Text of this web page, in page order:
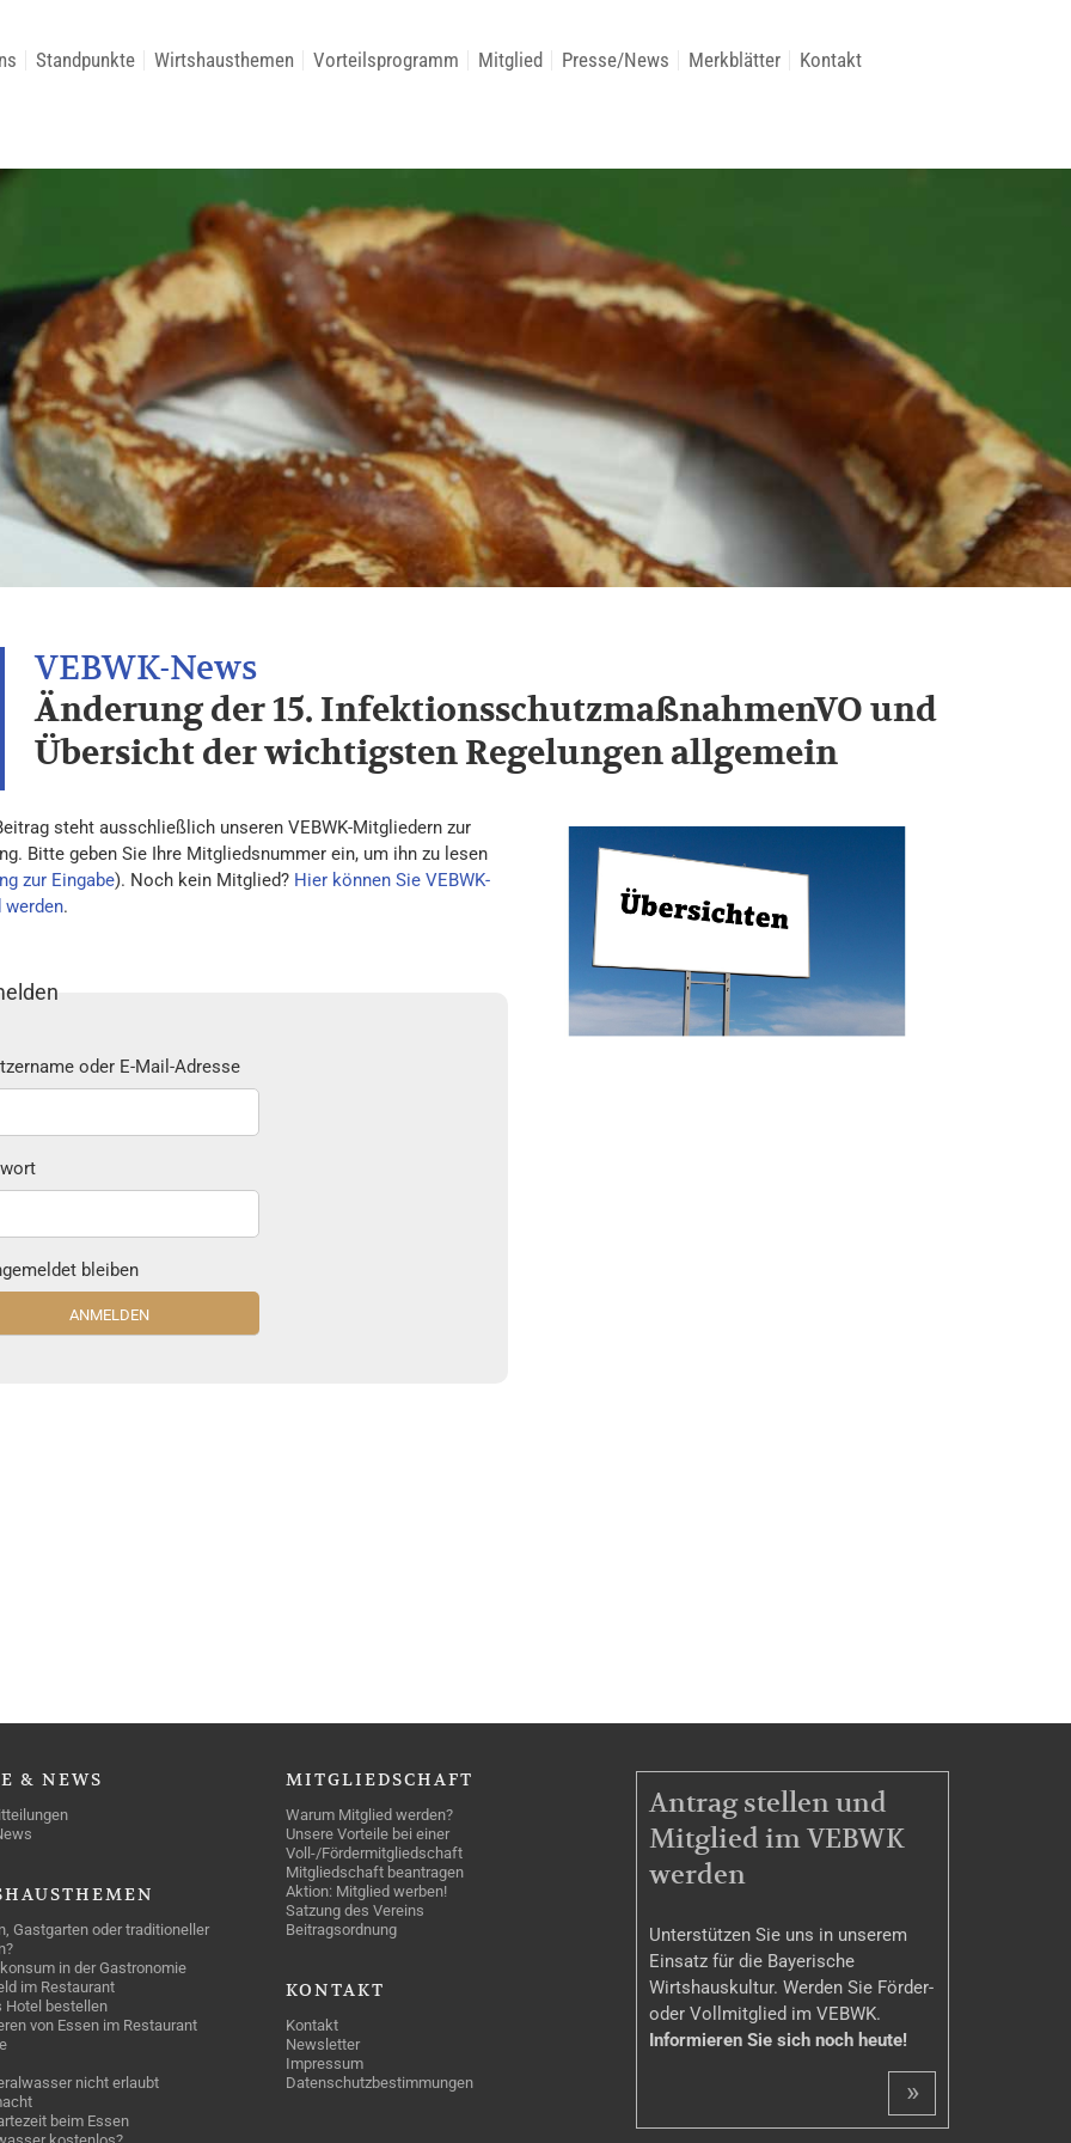
Standpunkte Wirtshausthemen Vorteilsprogramm Mitglied Presse/News Merkblätter Kontakt
Änderung der 15. InfektionsschutzmaßnahmenVO und
Übersicht der wichtigsten Regelungen allgemein
steht ausschließlich unseren VEBWK-Mitgliedern zur
Bitte geben Sie Ihre Mitgliedsnummer ein, um ihn zu lesen
zur Eingabe). Noch kein Mitglied? Hier können Sie VEBWK-
.
oder E-Mail-Adresse
bleiben
& NEWS
Gastgarten oder traditioneller
in der Gastronomie
im Restaurant
Hotel bestellen
von Essen im Restaurant
nicht erlaubt
beim Essen
MITGLIEDSCHAFT
Warum Mitglied werden?
Unsere Vorteile bei einer
Voll-/Fördermitgliedschaft
Mitgliedschaft beantragen
Aktion: Mitglied werben!
Satzung des Vereins
Beitragsordnung
KONTAKT
Kontakt
Newsletter
Impressum
Datenschutzbestimmungen
MITGLIEDSCHAFT
Antrag stellen und
Mitglied im VEBWK
werden
Unterstützen Sie uns in unserem
Einsatz für die Bayerische
Wirtshauskultur. Werden Sie Förder-
oder Vollmitglied im VEBWK.
Informieren Sie sich noch heute!
»